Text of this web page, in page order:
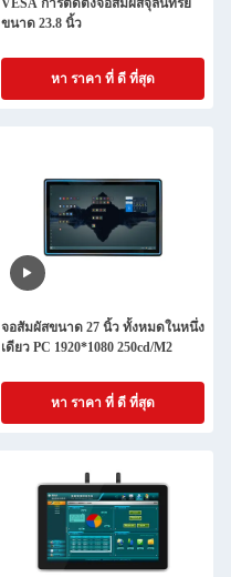
VESA การติดตั้งจอสัมผัสจุลินทรีย์
ขนาด 23.8 นิ้ว
หา ราคา ที่ ดี ที่สุด
จอสัมผัสขนาด 27 นิ้ว ทั้งหมดในหนึ่ง
เดียว PC 1920*1080 250cd/M2
หา ราคา ที่ ดี ที่สุด